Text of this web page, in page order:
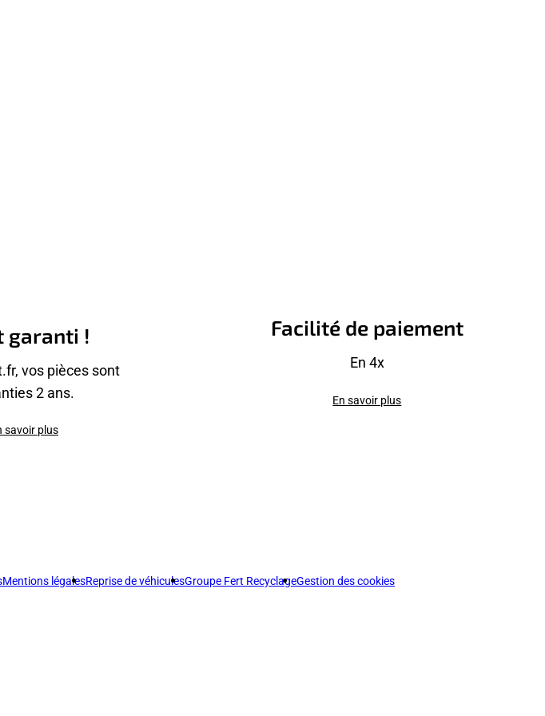
garanti !
vos pièces sont
2 ans.
savoir plus
Facilité de paiement
En 4x
En savoir plus
Mentions légalesReprise de véhiculesGroupe Fert RecyclageGestion des cookies